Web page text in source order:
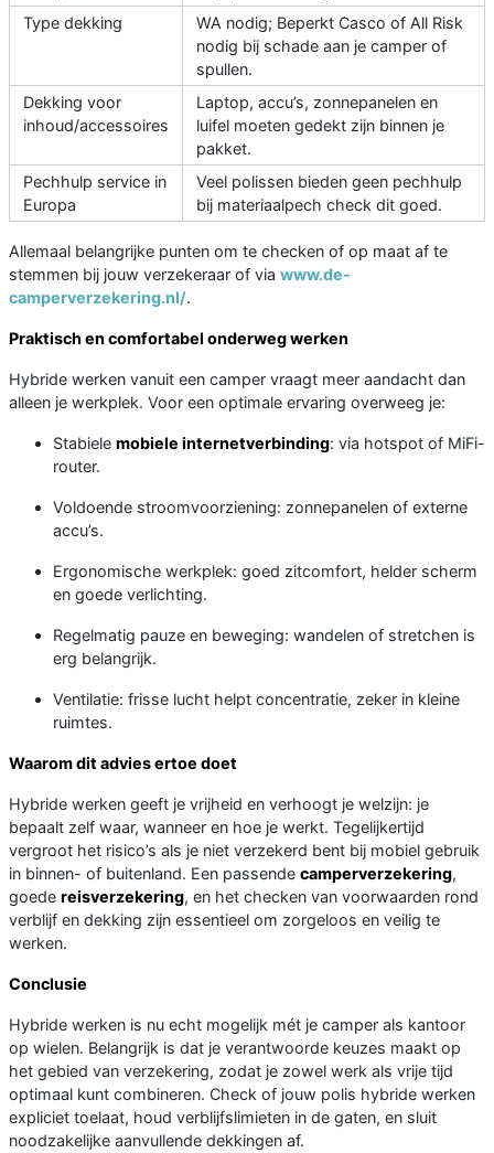
Type dekking
WA nodig; Beperkt Casco of All Risk
nodig bij schade aan je camper of
spullen.
Dekking voor
inhoud/accessoires
Laptop, accu’s, zonnepanelen en
luifel moeten gedekt zijn binnen je
pakket.
Pechhulp service in
Europa
Veel polissen bieden geen pechhulp
bij materiaalpech check dit goed.
Allemaal belangrijke punten om te checken of op maat af te
stemmen bij jouw verzekeraar of via www.de-
camperverzekering.nl/.
Praktisch en comfortabel onderweg werken
Hybride werken vanuit een camper vraagt meer aandacht dan
alleen je werkplek. Voor een optimale ervaring overweeg je:
Stabiele mobiele internetverbinding: via hotspot of MiFi-
router.
Voldoende stroomvoorziening: zonnepanelen of externe
accu’s.
Ergonomische werkplek: goed zitcomfort, helder scherm
en goede verlichting.
Regelmatig pauze en beweging: wandelen of stretchen is
erg belangrijk.
Ventilatie: frisse lucht helpt concentratie, zeker in kleine
ruimtes.
Waarom dit advies ertoe doet
Hybride werken geeft je vrijheid en verhoogt je welzijn: je
bepaalt zelf waar, wanneer en hoe je werkt. Tegelijkertijd
vergroot het risico’s als je niet verzekerd bent bij mobiel gebruik
in binnen- of buitenland. Een passende camperverzekering,
goede reisverzekering, en het checken van voorwaarden rond
verblijf en dekking zijn essentieel om zorgeloos en veilig te
werken.
Conclusie
Hybride werken is nu echt mogelijk mét je camper als kantoor
op wielen. Belangrijk is dat je verantwoorde keuzes maakt op
het gebied van verzekering, zodat je zowel werk als vrije tijd
optimaal kunt combineren. Check of jouw polis hybride werken
expliciet toelaat, houd verblijfslimieten in de gaten, en sluit
noodzakelijke aanvullende dekkingen af.